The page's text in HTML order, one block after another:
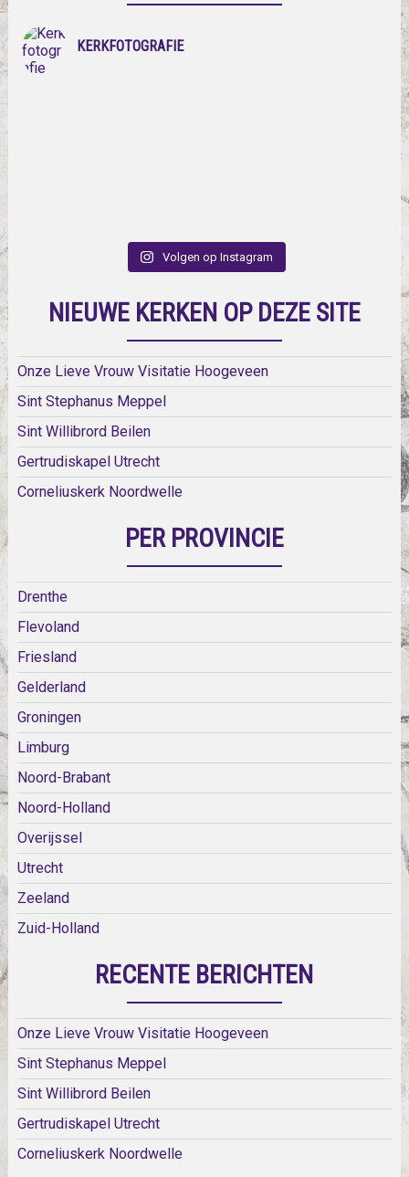
KERKFOTOGRAFIE
Volgen op Instagram
NIEUWE KERKEN OP DEZE SITE
Onze Lieve Vrouw Visitatie Hoogeveen
Sint Stephanus Meppel
Sint Willibrord Beilen
Gertrudiskapel Utrecht
Corneliuskerk Noordwelle
PER PROVINCIE
Drenthe
Flevoland
Friesland
Gelderland
Groningen
Limburg
Noord-Brabant
Noord-Holland
Overijssel
Utrecht
Zeeland
Zuid-Holland
RECENTE BERICHTEN
Onze Lieve Vrouw Visitatie Hoogeveen
Sint Stephanus Meppel
Sint Willibrord Beilen
Gertrudiskapel Utrecht
Corneliuskerk Noordwelle